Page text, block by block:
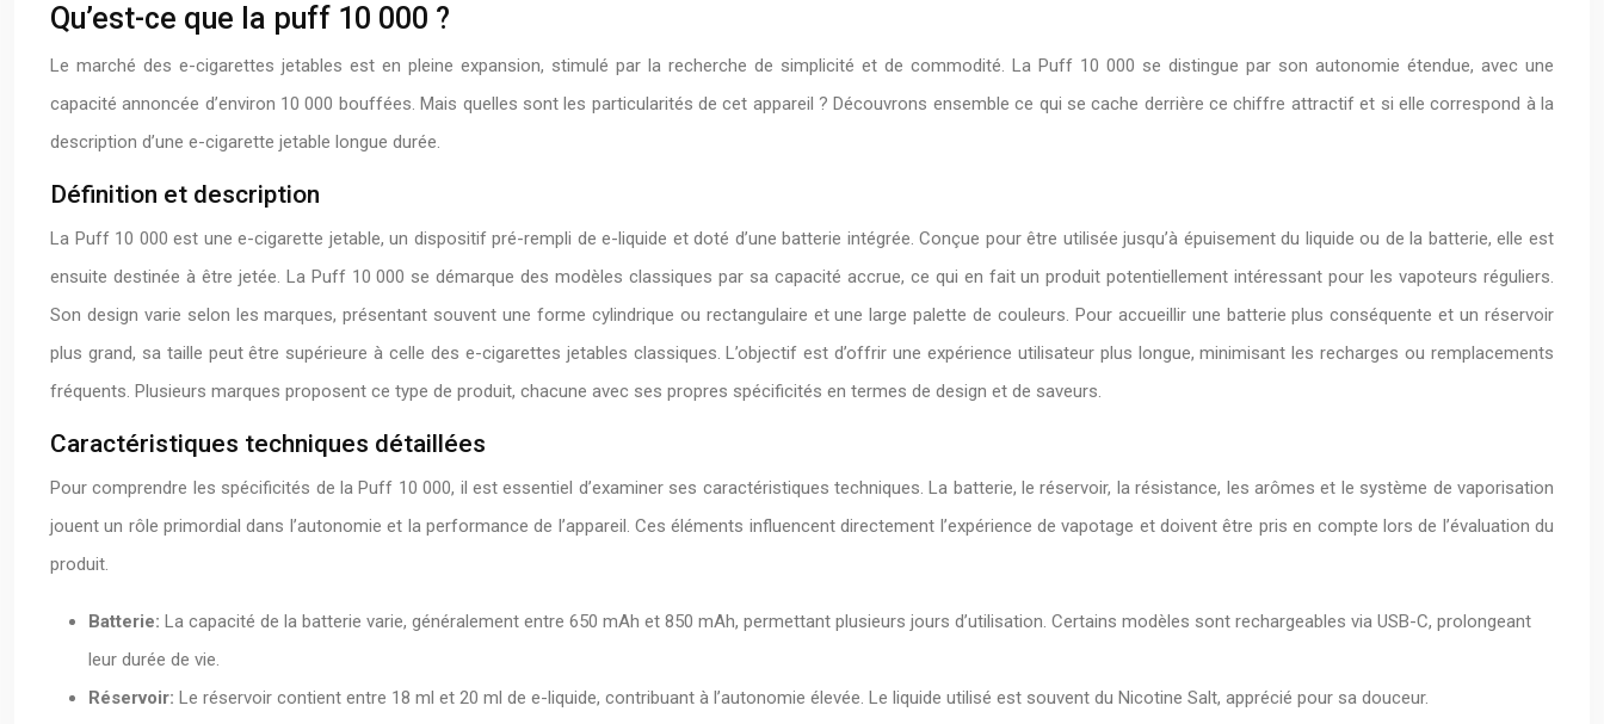
Qu’est-ce que la puff 10 000 ?
Le marché des e-cigarettes jetables est en pleine expansion, stimulé par la recherche de simplicité et de commodité. La Puff 10 000 se distingue par son autonomie étendue, avec une
capacité annoncée d’environ 10 000 bouffées. Mais quelles sont les particularités de cet appareil ? Découvrons ensemble ce qui se cache derrière ce chiffre attractif et si elle correspond à la
description d’une e-cigarette jetable longue durée.
Définition et description
La Puff 10 000 est une e-cigarette jetable, un dispositif pré-rempli de e-liquide et doté d’une batterie intégrée. Conçue pour être utilisée jusqu’à épuisement du liquide ou de la batterie, elle est
ensuite destinée à être jetée. La Puff 10 000 se démarque des modèles classiques par sa capacité accrue, ce qui en fait un produit potentiellement intéressant pour les vapoteurs réguliers.
Son design varie selon les marques, présentant souvent une forme cylindrique ou rectangulaire et une large palette de couleurs. Pour accueillir une batterie plus conséquente et un réservoir
plus grand, sa taille peut être supérieure à celle des e-cigarettes jetables classiques. L’objectif est d’offrir une expérience utilisateur plus longue, minimisant les recharges ou remplacements
fréquents. Plusieurs marques proposent ce type de produit, chacune avec ses propres spécificités en termes de design et de saveurs.
Caractéristiques techniques détaillées
Pour comprendre les spécificités de la Puff 10 000, il est essentiel d’examiner ses caractéristiques techniques. La batterie, le réservoir, la résistance, les arômes et le système de vaporisation
jouent un rôle primordial dans l’autonomie et la performance de l’appareil. Ces éléments influencent directement l’expérience de vapotage et doivent être pris en compte lors de l’évaluation du
produit.
Batterie: La capacité de la batterie varie, généralement entre 650 mAh et 850 mAh, permettant plusieurs jours d’utilisation. Certains modèles sont rechargeables via USB-C, prolongeant
leur durée de vie.
Réservoir: Le réservoir contient entre 18 ml et 20 ml de e-liquide, contribuant à l’autonomie élevée. Le liquide utilisé est souvent du Nicotine Salt, apprécié pour sa douceur.